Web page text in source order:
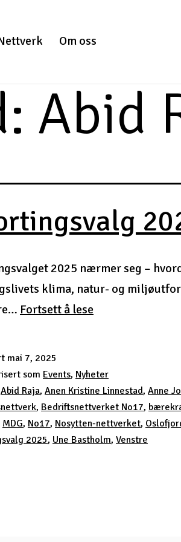
Om oss
Abid
2025 nærmer seg –
klima, natur- og
Fortsett å leseStortingsvalg
mai 7, 2025
som Events, Nyheter
Abid Raja, Anen Kristine Linnestad, Anne
, Bedriftsnettverket No17,
MDG, No17, Nosytten-nettverket,
2025, Une Bastholm, Venstre